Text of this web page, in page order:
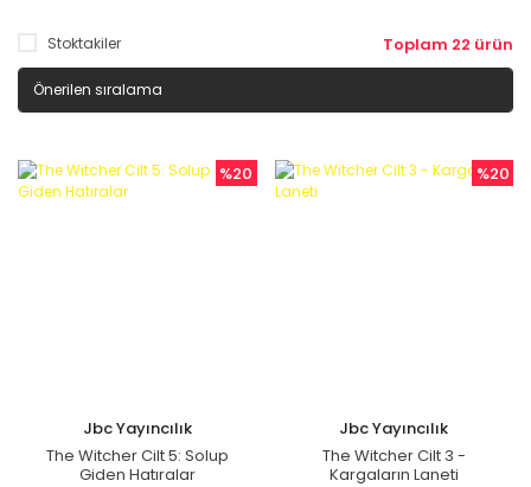
Stoktakiler Toplam 22 ürün
%20
Jbc Yayıncılık
The Witcher Cilt 5: Solup
Giden Hatıralar
%20
Jbc Yayıncılık
The Witcher Cilt 3 -
Kargaların Laneti